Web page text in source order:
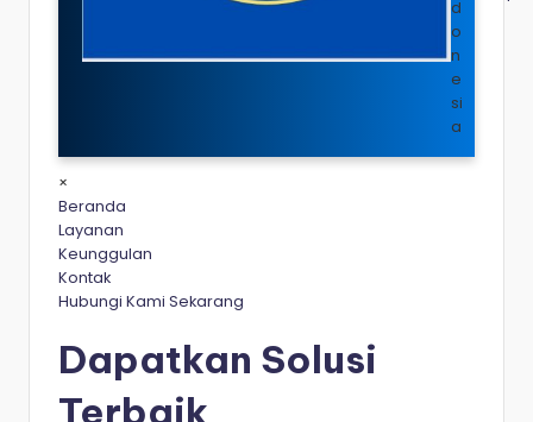
d
o
n
e
si
a
×
Beranda
Layanan
Keunggulan
Kontak
Hubungi Kami Sekarang
Dapatkan Solusi
Terbaik